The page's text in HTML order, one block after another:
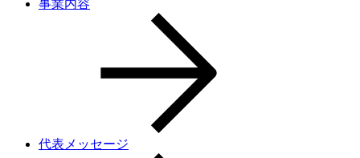
事業内容
代表メッセージ